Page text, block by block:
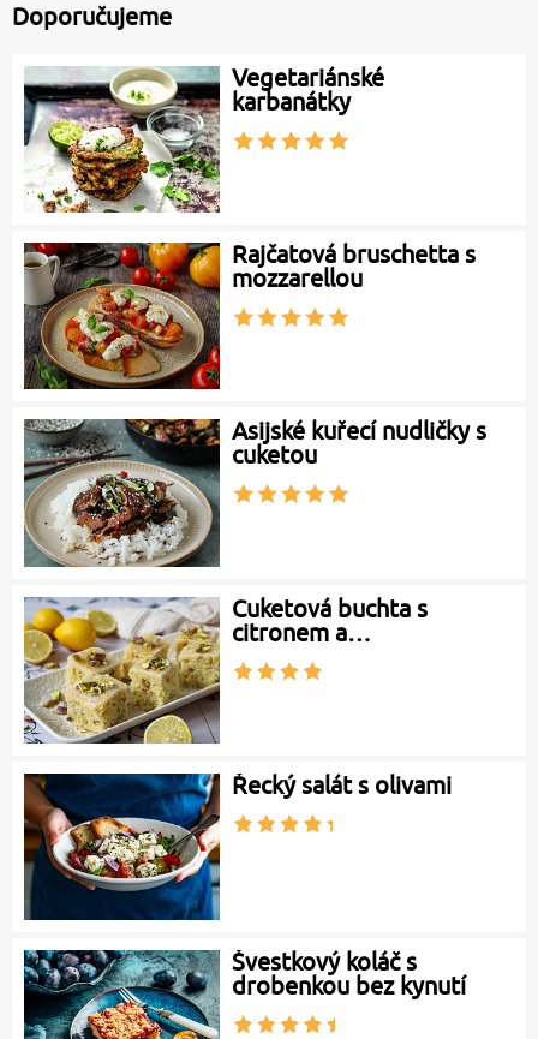
Doporučujeme
Vegetariánské
karbanátky
Rajčatová bruschetta s
mozzarellou
Asijské kuřecí nudličky s
cuketou
Cuketová buchta s
citronem a…
Řecký salát s olivami
Švestkový koláč s
drobenkou bez kynutí